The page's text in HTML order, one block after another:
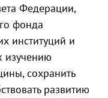
Федерации,
фонда
институций и
изучению
сохранить
развитию